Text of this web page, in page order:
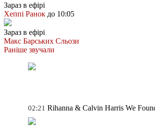
Зараз в ефірі
Хеппі Ранок до 10:05
Зараз в ефірі
Макс Барських Сльози
Раніше звучали
02:21 Rihanna & Calvin Harris We